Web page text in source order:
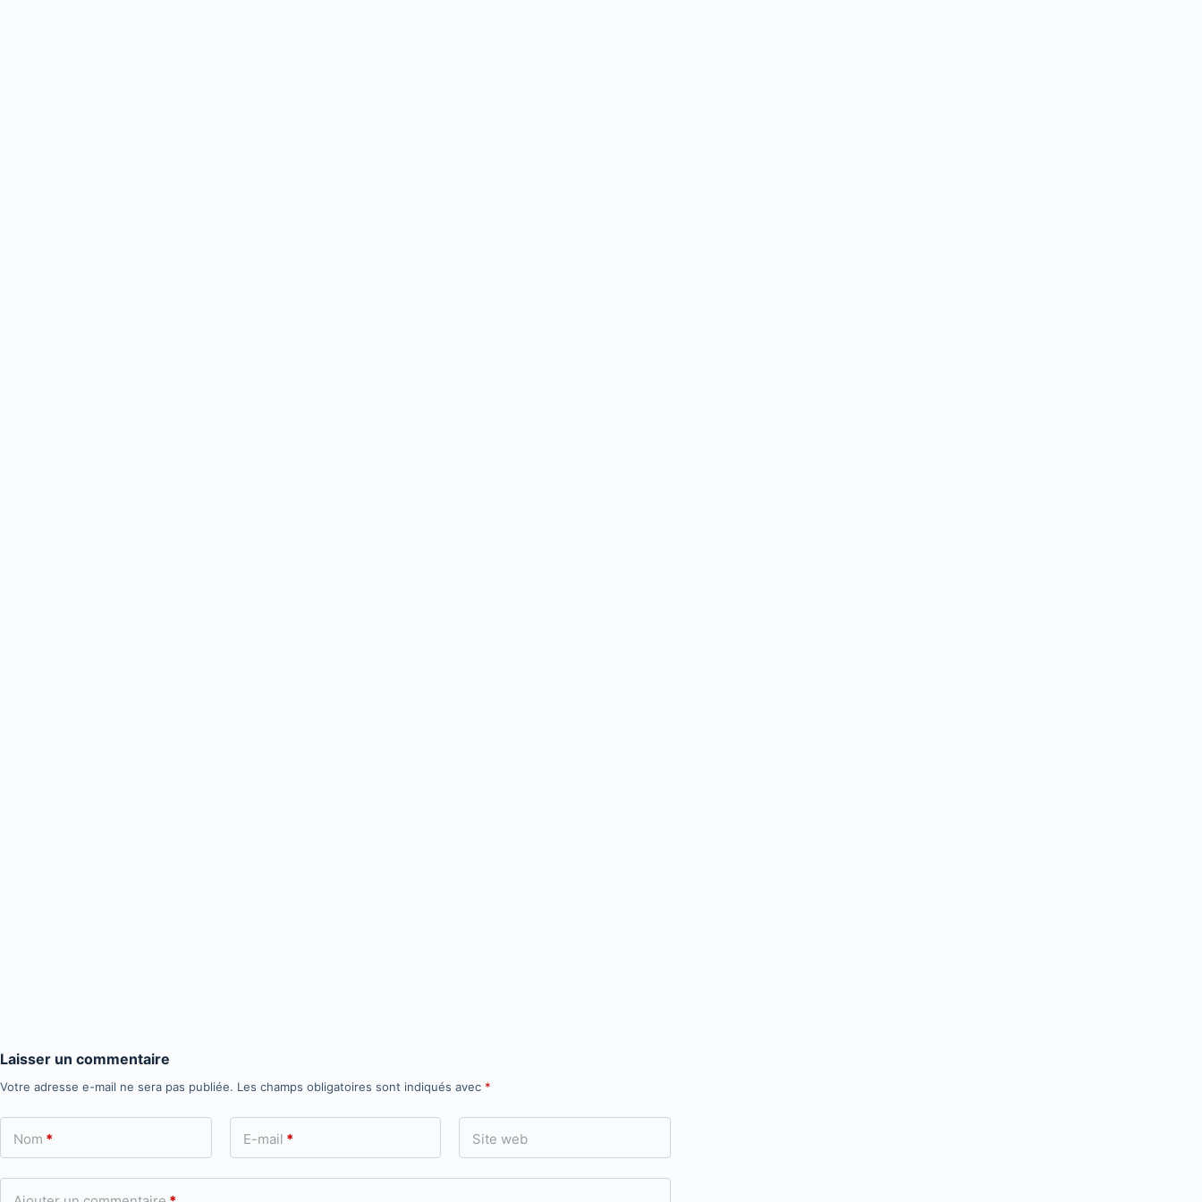
Laisser un commentaire
Votre adresse e-mail ne sera pas publiée. Les champs obligatoires sont indiqués avec *
Nom * E-mail * Site web